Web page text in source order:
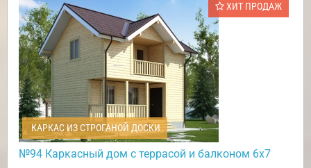
ХИТ ПРОДАЖ
КАРКАС ИЗ СТРОГАНОЙ ДОСКИ
№94 Каркасный дом с террасой и балконом 6х7